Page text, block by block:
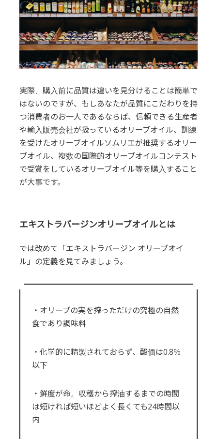
実際、購入前に品質は違いを見分けることは簡単で
はないのですが、もしあなたが品質にこだわりを持
つ消費者のお一人であるならば、信頼できる生産者
や輸入販売会社が扱っているオリーブオイル、訓練
を受けたオリーブオイルソムリエが推奨するオリー
ブオイル、複数の国際的オリーブオイルコンテスト
で受賞をしているオリーブオイル等を購入すること
が大事です。
エキストラバージンオリーブオイルとは
では改めて「エキストラバージン オリーブオイ
ル」の定義を見てみましょう。
・オリーブの実を搾っただけの究極の自然
食であり調味料
・化学的に精製されておらず、酸価は0.8％
以下
・鮮度が命。収穫から搾油するまでの時間
は短ければ短いほどよく長くても24時間以
内